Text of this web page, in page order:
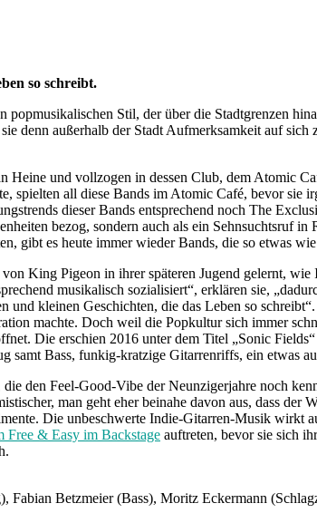
so schreibt.
Stil, der über die Stadtgrenzen
denn außerhalb der Stadt Aufmerksamkeit auf
und vollzogen in dessen Club, dem Atomic
spielten all diese Bands im Atomic Café, bevor sie
dieser Bands entsprechend noch The
bezog, sondern auch als ein Sehnsuchtsruf
gibt es heute immer wieder Bands, die so etwas
King Pigeon in ihrer späteren Jugend gelernt,
musikalisch sozialisiert“, erklären sie,
kleinen Geschichten, die das Leben so
machte. Doch weil die Popkultur sich immer
Die erschien 2016 unter dem Titel „Sonic
samt Bass, funkig-kratzige Gitarrenriffs, ein etwas
den Feel-Good-Vibe der Neunzigerjahre noch
man geht eher beinahe davon aus, dass der
Die unbeschwerte Indie-Gitarren-Musik wirkt
Free & Easy im Backstage auftreten, bevor sie sich
Fabian Betzmeier (Bass), Moritz Eckermann